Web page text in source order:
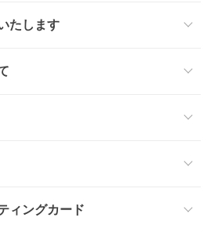
たします
ィングカード